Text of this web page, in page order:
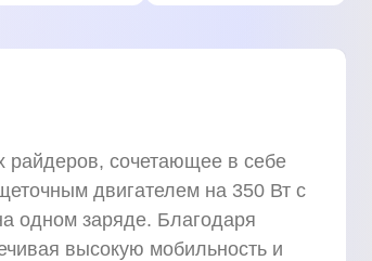
райдеров, сочетающее в себе
двигателем на 350 Вт с
одном заряде. Благодаря
высокую мобильность и